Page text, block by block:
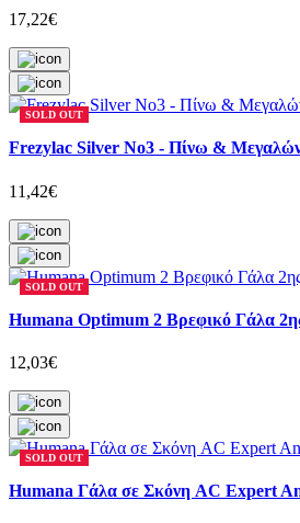
17,22€
SOLD OUT
Frezylac Silver No3 - Πίνω &
11,42€
SOLD OUT
Humana Optimum 2 Βρεφικό Γάλα
12,03€
SOLD OUT
Humana Γάλα σε Σκόνη AC Expert